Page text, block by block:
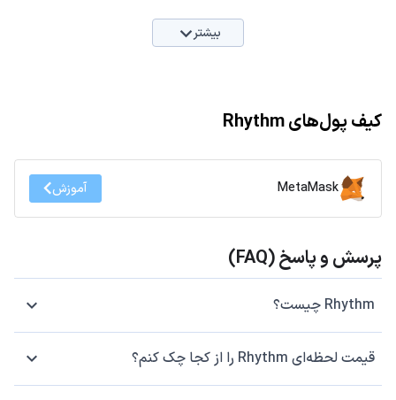
بیشتر
کیف پول‌های Rhythm
MetaMask آموزش
پرسش و پاسخ (FAQ)
Rhythm چیست؟
قیمت لحظه‌ای Rhythm را از کجا چک کنم؟